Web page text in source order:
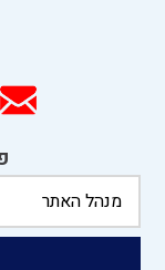
מנהל האתר